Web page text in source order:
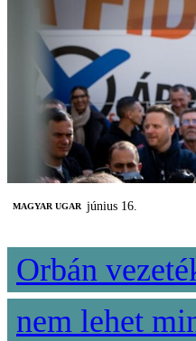
MAGYAR UGAR június 16.
Orbán
nem lehet